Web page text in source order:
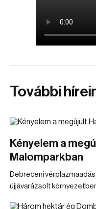
További
Kényelem a
Malomparkban
Debreceni
újjávarázsolt